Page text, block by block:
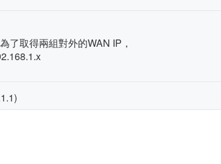
了取得兩組對外的WAN IP，